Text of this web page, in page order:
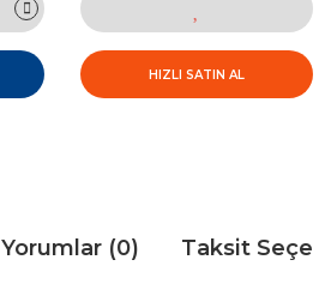
HIZLI SATIN AL
Yorumlar (0) Taksit